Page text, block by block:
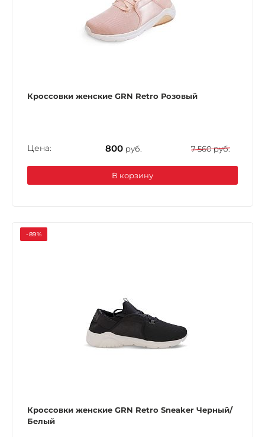
Кроссовки женские GRN Retro Розовый
Цена: 800 руб. 7 560 руб.
В корзину
-89%
Кроссовки женские GRN Retro Sneaker Черный/
Белый